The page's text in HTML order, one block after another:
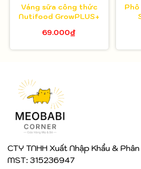
Váng sữa công thức
Nutifood GrowPLUS+
69.000₫
CTY TNHH Xuất Nhập Khẩu &
MST: 315236947